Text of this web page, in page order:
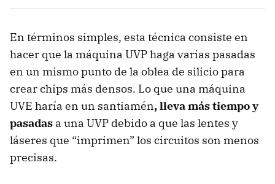
En términos simples, esta técnica consiste en
hacer que la máquina UVP haga varias pasadas
en un mismo punto de la oblea de silicio para
crear chips más densos. Lo que una máquina
UVE haría en un santiamén, lleva más tiempo y
pasadas a una UVP debido a que las lentes y
láseres que “imprimen” los circuitos son menos
precisas.